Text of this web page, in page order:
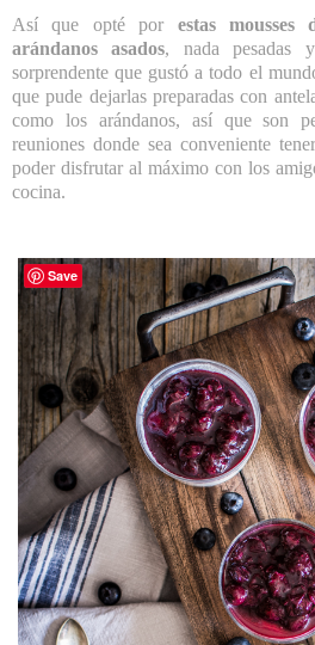
Así que opté por estas
arándanos asados, nada pesadas
sorprendente que gustó a todo el
que pude dejarlas preparadas con
como los arándanos, así que son
reuniones donde sea conveniente
poder disfrutar al máximo con los
cocina.
Save